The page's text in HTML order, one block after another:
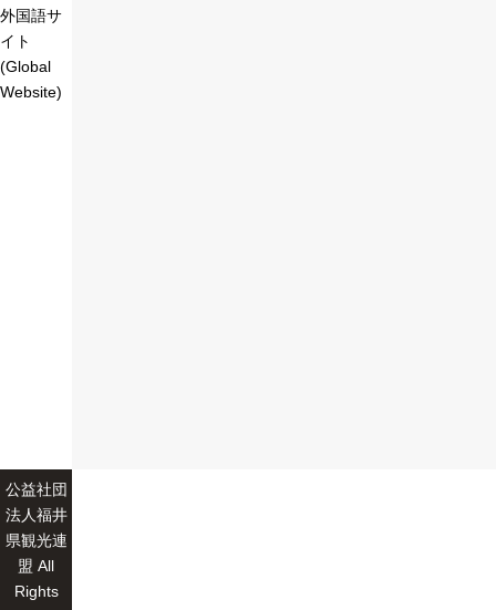
外国語サ
イト
(Global
Website)
公益社団
法人福井
県観光連
盟 All
Rights